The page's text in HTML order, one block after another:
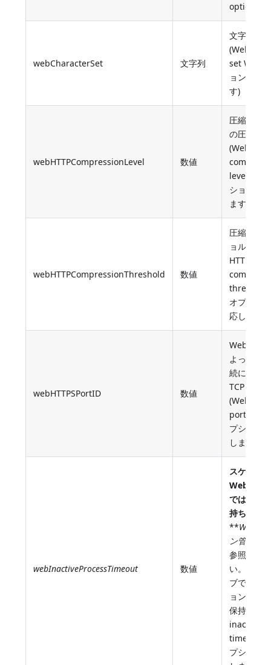
optionを
webCharacterSet 文字列
文字セッ
(Web
set Web
ョンに対
す)
webHTTPCompressionLevel 数値
圧縮HTTP
の圧縮レ
(Web
level Web
ションに
ます)
webHTTPCompressionThreshold 数値
圧縮のス
ョルド
HTTP
threshold
オプショ
応します)
webHTTPSPortID 数値
Web サー
よって安
続に使用
TCP ポー
(Web
port ID
プション
します)
webInactiveProcessTimeout 数値
スケーラ
Web セッ
では特に
持ちませ
**Webセ
ン管理(旧
参照して
い。**ア
ブでない
ョンプロ
保持時間
inactive
timeout
プション